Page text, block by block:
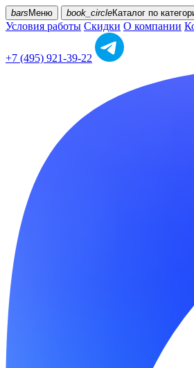
bars Меню book_circleКаталог по
Условия работы Скидки О компании
+7 (495) 921-39-22